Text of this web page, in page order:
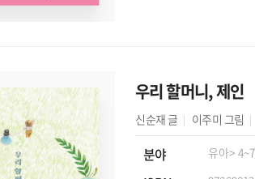
우리 할머니, 제인
신순재 글 이주미 그림
분야 유아>